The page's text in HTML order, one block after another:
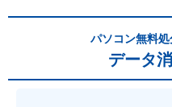
パソコン無料
データ